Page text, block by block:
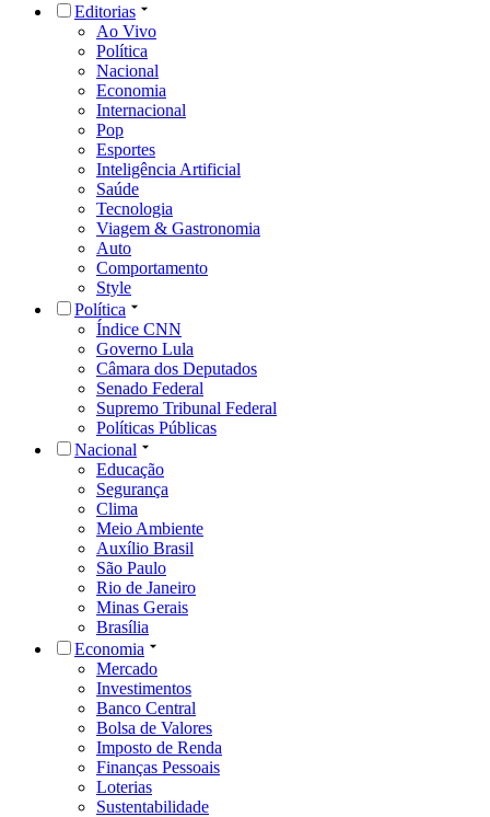
Editorias
Ao Vivo
Política
Nacional
Economia
Internacional
Pop
Esportes
Inteligência Artificial
Saúde
Tecnologia
Viagem & Gastronomia
Auto
Comportamento
Style
Política
Índice CNN
Governo Lula
Câmara dos Deputados
Senado Federal
Supremo Tribunal Federal
Políticas Públicas
Nacional
Educação
Segurança
Clima
Meio Ambiente
Auxílio Brasil
São Paulo
Rio de Janeiro
Minas Gerais
Brasília
Economia
Mercado
Investimentos
Banco Central
Bolsa de Valores
Imposto de Renda
Finanças Pessoais
Loterias
Sustentabilidade